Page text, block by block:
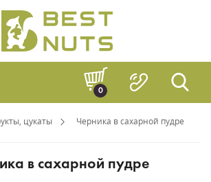
0
цукаты Черника в сахарной пудре
в сахарной пудре